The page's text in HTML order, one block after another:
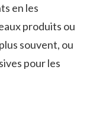
en les
produits ou
souvent, ou
pour les